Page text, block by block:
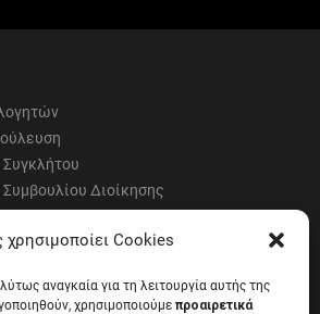
χρησιμοποίει Cookies
αναγκαία για τη λειτουργία αυτής της
χρησιμοποιούμε προαιρετικά
Συγκλήτου
Διοίκησης